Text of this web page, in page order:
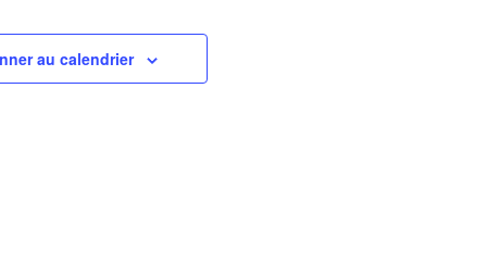
au calendrier